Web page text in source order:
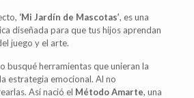
‘Mi Jardín de Mascotas’, es una
diseñada para que tus hijos aprendan
juego y el arte.
busqué herramientas que unieran la
estrategia emocional. Al no
Así nació el Método Amarte, una